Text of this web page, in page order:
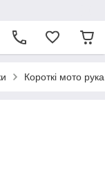
Короткі мото